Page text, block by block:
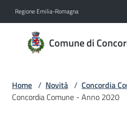
Regione Emilia-Romagna
Comune di
Comune
di
Home / Novità / Concordia
Concordia Comune - Anno 2020